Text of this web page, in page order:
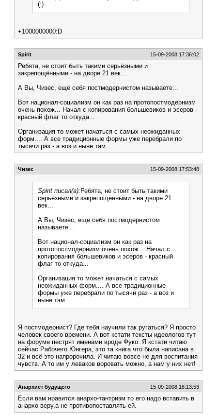
(:)
+1000000000:D
Spirit 15-09-2008 17:36:02
Ребята, не стоит быть такими серьёзными и
закрепощёнными - на дворе 21 век...
А Вы, Чизес, ещё себя постмодернистом называете...
Вот национал-социализм он как раз на протопостмодернизм
очень похож... Начал с копирования большевиков и эсеров -
красный флаг то откуда...
Организация то может начаться с самых неожиданных
форм.... А все традиционные формы уже перебрали по
тысячи раз - а воз и ныне там...
Чизес 15-09-2008 17:53:48
Spirit писал(а): Ребята, не стоит быть такими
серьёзными и закрепощёнными - на дворе 21
век...
А Вы, Чизес, ещё себя постмодернистом
называете...
Вот национал-социализм он как раз на
протопостмодернизм очень похож... Начал с
копирования большевиков и эсеров - красный
флаг то откуда...
Организация то может начаться с самых
неожиданных форм.... А все традиционные
формы уже перебрали по тысячи раз - а воз и
ныне там...
Я постмодернист? Где тебя научили так ругаться? Я просто
человек своего времени. А вот кстати тексты идеологов тут
на форуме пестрят именами вроде Фуко. Я кстати читаю
сейчас Рабочего Юнгера, это та книга что была написана в
32 и всё это напророчила. И читаю вовсе не для воспитания
чувств. А то им у леваков воровать можно, а нам у них нет!
Анархист будущего 15-09-2008 18:13:53
Если вам нравится анархо-тантризм то его надо вставить в
анархо-веру,а не противопоставлять ей.